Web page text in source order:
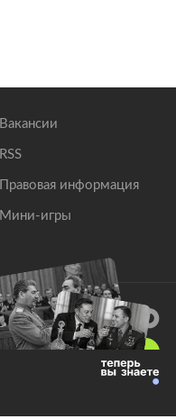
Вакансии
RSS
Правовая информация
Мини-игры